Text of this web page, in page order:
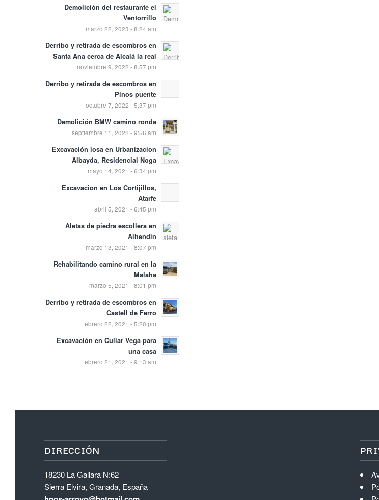
Demolición del restaurante el
Ventorrillo
marzo 22, 2023 - 8:24 am
Derribo y retirada de escombros en
Santa Ana cerca de Alcalá la real
noviembre 9, 2022 - 8:57 pm
Derribo y retirada de escombros en
Pinos puente
octubre 7, 2022 - 5:37 pm
Demolición BMW camino ronda
septiembre 11, 2022 - 9:56 am
Excavación losa en Urbanizacion
Albayda, Residencial Noga
mayo 14, 2021 - 6:34 pm
Excavacion en Los Cortijillos,
Atarfe
abril 5, 2021 - 6:45 pm
Aletas de piedra escollera en
Alhendin
marzo 13, 2021 - 8:07 pm
Rehabilitando camino rural en la
Malaha
marzo 5, 2021 - 8:01 pm
Derribo y retirada de escombros en
Castell de Ferro
febrero 22, 2021 - 5:20 pm
Excavación en Cullar Vega para
una casa
febrero 21, 2021 - 9:13 am
DIRECCIÓN
18230 La Gallara N:62
Sierra Elvira, Granada, España